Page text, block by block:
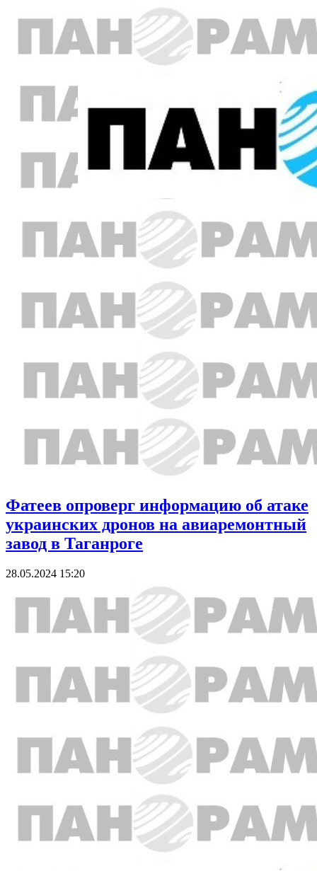
Фатеев опроверг информацию об атаке
украинских дронов на авиаремонтный
завод в Таганроге
28.05.2024 15:20